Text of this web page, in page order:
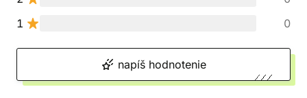
1
0
napíš hodnotenie